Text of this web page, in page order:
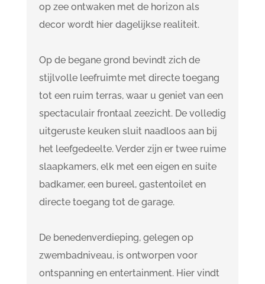
op zee ontwaken met de horizon als
decor wordt hier dagelijkse realiteit.
Op de begane grond bevindt zich de
stijlvolle leefruimte met directe toegang
tot een ruim terras, waar u geniet van een
spectaculair frontaal zeezicht. De volledig
uitgeruste keuken sluit naadloos aan bij
het leefgedeelte. Verder zijn er twee ruime
slaapkamers, elk met een eigen en suite
badkamer, een bureel, gastentoilet en
directe toegang tot de garage.
De benedenverdieping, gelegen op
zwembadniveau, is ontworpen voor
ontspanning en entertainment. Hier vindt